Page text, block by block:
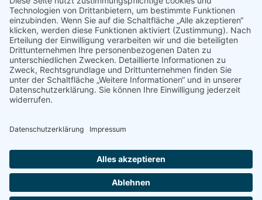
Stiftung Erwachsenenbildung Liechtenstein
Landstrasse 92
9494 Schaan
T +423 232 95 80
stiftung@erwachsenenbildung.li
Links
Impressum